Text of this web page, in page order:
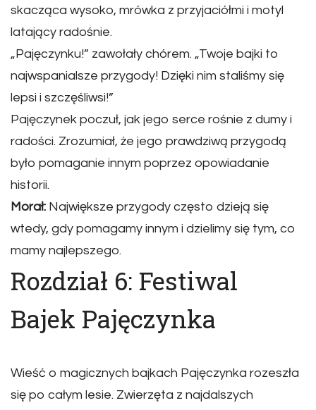
skacząca wysoko, mrówka z przyjaciółmi i motyl
latający radośnie.
„Pajęczynku!” zawołały chórem. „Twoje bajki to
najwspanialsze przygody! Dzięki nim staliśmy się
lepsi i szczęśliwsi!”
Pajęczynek poczuł, jak jego serce rośnie z dumy i
radości. Zrozumiał, że jego prawdziwą przygodą
było pomaganie innym poprzez opowiadanie
historii.
Morał: Największe przygody często dzieją się
wtedy, gdy pomagamy innym i dzielimy się tym, co
mamy najlepszego.
Rozdział 6: Festiwal
Bajek Pajęczynka
Wieść o magicznych bajkach Pajęczynka rozeszła
się po całym lesie. Zwierzęta z najdalszych